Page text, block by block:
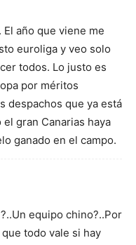
año que viene me
euroliga y veo solo
todos. Lo justo es
por méritos
despachos que ya está
gran Canarias haya
ganado en el campo.
equipo chino?..Por
todo vale si hay